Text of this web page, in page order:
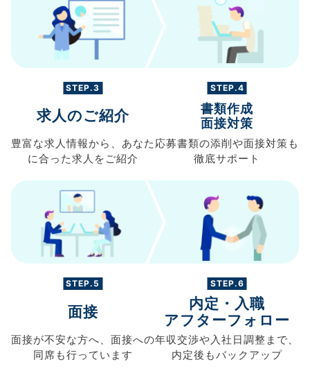
STEP.3
求人のご紹介
豊富な求人情報から、 あなた
に合った求人を ご紹介
STEP.4
書類作成
面接対策
応募書類の添削や面接対策も
徹底サポート
STEP.5
面接
面接が不安な方へ、 面接への
同席も行っています
STEP.6
内定・入職
アフターフォロー
年収交渉や入社日調整まで、
内定後もバックアップ